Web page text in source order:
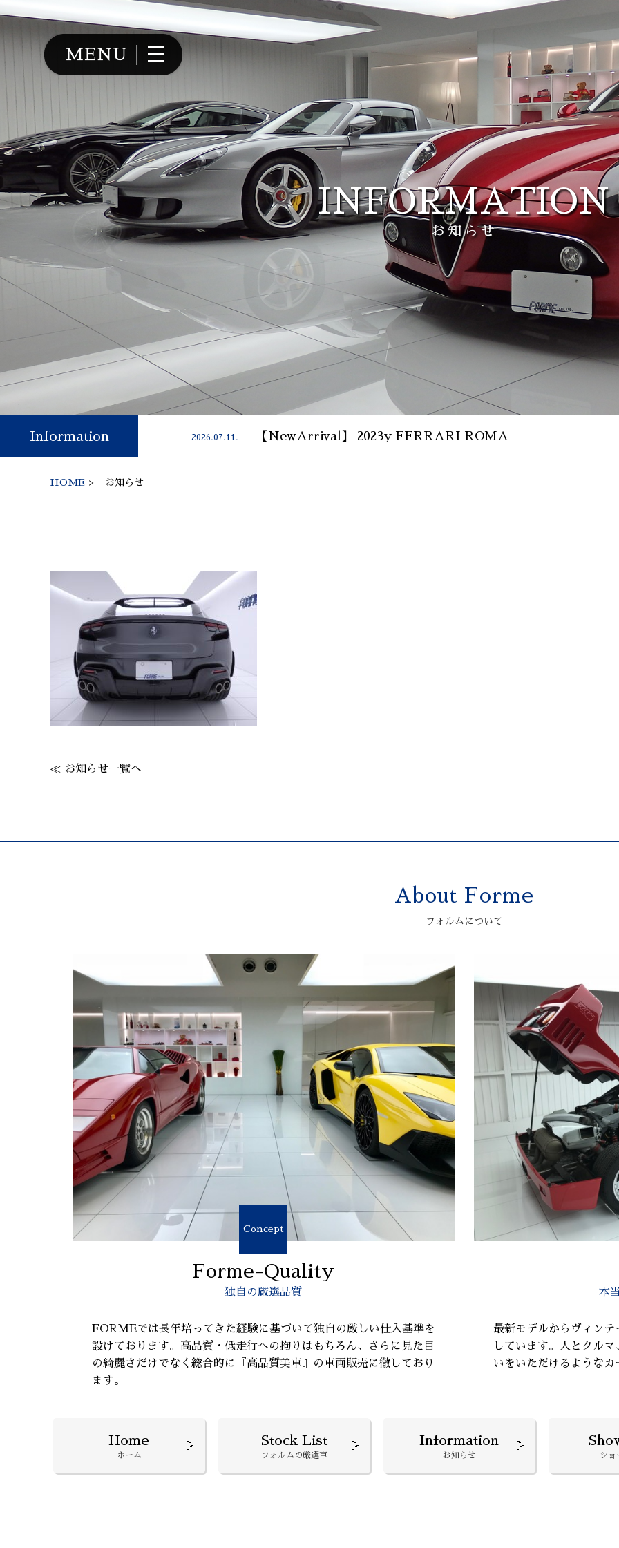
INFORMATION
お知らせ
Information 2026.07.11. 【NewArrival】 2023y FERRARI ROMA
HOME > お知らせ
≪ お知らせ一覧へ
About Forme
フォルムについて
Concept
Forme-Quality
独自の厳選品質
FORMEでは長年培ってきた経験に基づいて独自の厳しい仕入基準を
設けております。高品質・低走行への拘りはもちろん、さらに見た目
の綺麗さだけでなく総合的に『高品質美車』の車両販売に徹しており
ます。
本
最新モデルからヴィン
しています。人とクル
いをいただけるようなカ
Home
ホーム
Stock List
フォルムの厳選車
Information
お知らせ ショ